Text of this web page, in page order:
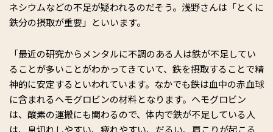
ネシウムなどの不足が疑われるのだそう。浅野さんは「とくに
鉄分の摂取が重要」といいます。
「最近の研究からメンタルに不調のある人は鉄が不足してい
ることが多いことがわかってきていて、鉄を摂取することで精
神的に安定するといわれています。なかでも鉄は血中の赤血球
に含まれるヘモグロビンの材料となります。ヘモグロビン
は、酸素の運搬にも関わるので、体内で鉄が不足している人